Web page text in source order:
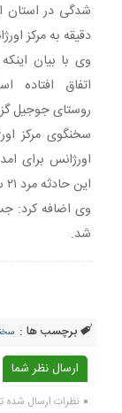
دقیقه به مرکز
وی با بیان
اتفاق افتاده
روستای جوجیل
سخنگوی مرکز
اورژانس برای
این حادثه مرد ۲۱ ساله جان خود را از دست داد.
وی اضافه کرد:
شد.
برچسب ها :
ارسال نظر شما
نظرات ارسال شده